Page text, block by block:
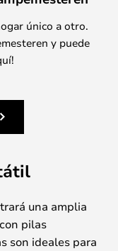
único a otro.
y puede
una amplia
pilas
son ideales para